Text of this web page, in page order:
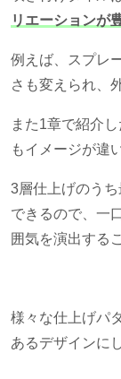
リエーションが
例えば、スプレ
さも変えられ、
また1章で紹介
もイメージが違
3層仕上げのう
できるので、一
囲気を演出する
様々な仕上げパ
あるデザインに